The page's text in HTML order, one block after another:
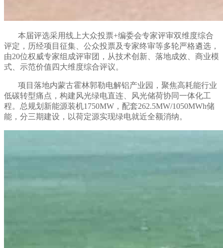
本届评选采用线上大众投票+编委会专家评审双维度综合
评定，历经项目征集、公众投票及专家终审等多轮严格遴选，
由20位权威专家组成评审团，从技术创新、落地成效、商业模
式、示范价值四大维度综合评议。
项目落地内蒙古霍林郭勒电解铝产业园，聚焦高耗能行业
低碳转型痛点，构建风光绿电直连、风光储荷协同一体化工
程。总规划新能源装机1750MW，配套262.5MW/1050MWh储
能，分三期建设，以荷定源实现绿电就近全额消纳。